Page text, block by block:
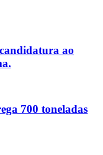
ao
700 toneladas